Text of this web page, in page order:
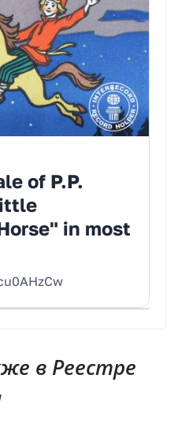
of P.P.
in most
в Реестре